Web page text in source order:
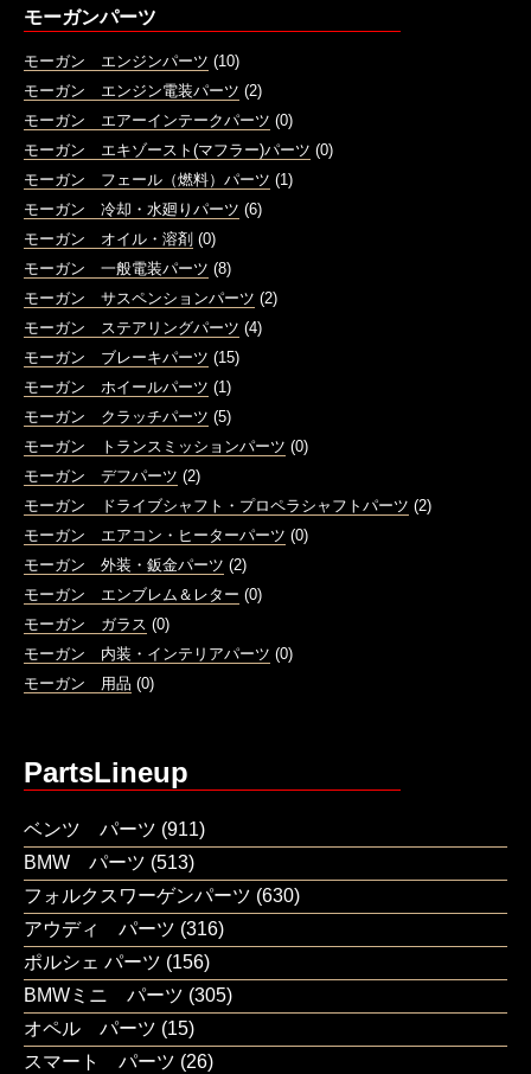
モーガンパーツ
モーガン エンジンパーツ (10)
モーガン エンジン電装パーツ (2)
モーガン エアーインテークパーツ (0)
モーガン エキゾースト(マフラー)パーツ (0)
モーガン フェール（燃料）パーツ (1)
モーガン 冷却・水廻りパーツ (6)
モーガン オイル・溶剤 (0)
モーガン 一般電装パーツ (8)
モーガン サスペンションパーツ (2)
モーガン ステアリングパーツ (4)
モーガン ブレーキパーツ (15)
モーガン ホイールパーツ (1)
モーガン クラッチパーツ (5)
モーガン トランスミッションパーツ (0)
モーガン デフパーツ (2)
モーガン ドライブシャフト・プロペラシャフトパーツ (2)
モーガン エアコン・ヒーターパーツ (0)
モーガン 外装・鈑金パーツ (2)
モーガン エンブレム＆レター (0)
モーガン ガラス (0)
モーガン 内装・インテリアパーツ (0)
モーガン 用品 (0)
PartsLineup
ベンツ パーツ (911)
BMW パーツ (513)
フォルクスワーゲンパーツ (630)
アウディ パーツ (316)
ポルシェ パーツ (156)
BMWミニ パーツ (305)
オペル パーツ (15)
スマート パーツ (26)